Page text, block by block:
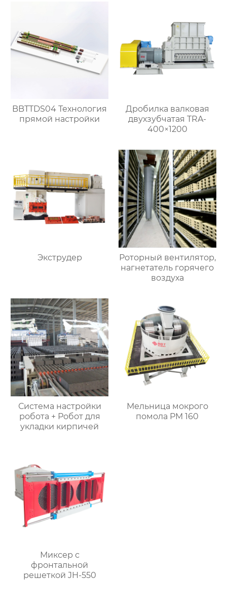
BBTTDS04 Технология
прямой настройки
Дробилка валковая
двухзубчатая TRA-
400×1200
Экструдер
Роторный вентилятор,
нагнетатель горячего
воздуха
Система настройки
робота + Робот для
укладки кирпичей
Мельница мокрого
помола PM 160
Миксер с
фронтальной
решеткой JH-550